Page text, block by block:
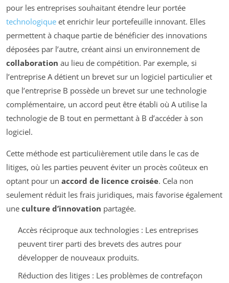
pour les entreprises souhaitant étendre leur portée
technologique et enrichir leur portefeuille innovant. Elles
permettent à chaque partie de bénéficier des innovations
déposées par l’autre, créant ainsi un environnement de
collaboration au lieu de compétition. Par exemple, si
l’entreprise A détient un brevet sur un logiciel particulier et
que l’entreprise B possède un brevet sur une technologie
complémentaire, un accord peut être établi où A utilise la
technologie de B tout en permettant à B d’accéder à son
logiciel.
Cette méthode est particulièrement utile dans le cas de
litiges, où les parties peuvent éviter un procès coûteux en
optant pour un accord de licence croisée. Cela non
seulement réduit les frais juridiques, mais favorise également
une culture d’innovation partagée.
Accès réciproque aux technologies : Les entreprises
peuvent tirer parti des brevets des autres pour
développer de nouveaux produits.
Réduction des litiges : Les problèmes de contrefaçon